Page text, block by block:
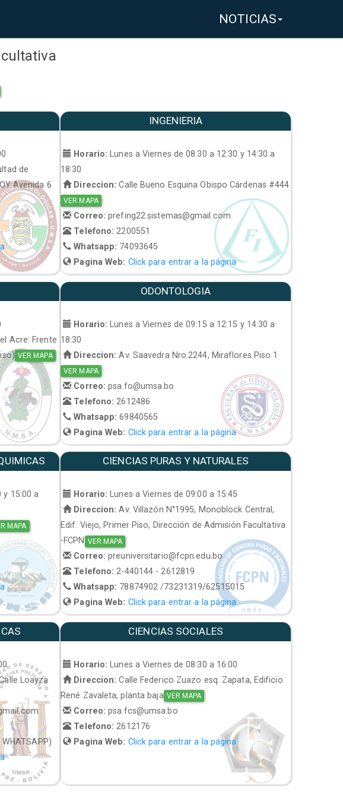
NOTICIAS
de
Avenida 6
INGENIERIA
Horario:
Lunes a Viernes de 08:30 a 12:30 y 14:30 a
18:30
Direccion: Calle Bueno Esquina Obispo Cárdenas #444
VER MAPA
Correo:prefing22.sistemas@gmail.com
Telefono: 2200551
Whatsapp: 74093645
Pagina Web: Click para entrar a la página
Acre: Frente
VER MAPA
ODONTOLOGIA
Horario:
Lunes a Viernes de 09:15 a 12:15 y 14:30 a
18:30
Direccion: Av. Saavedra Nro.2244, Miraflores Piso 1
VER MAPA
Correo:psa.fo@umsa.bo
Telefono: 2612486
Whatsapp:69840565
Pagina Web: Click para entrar a la página
y 15:00 a
MAPA
CIENCIAS PURAS Y NATURALES
Horario: Lunes a Viernes de 09:00 a 15:45
Direccion: Av. Villazón N°1995, Monoblock Central,
Edif. Viejo, Primer Piso, Dirección de Admisión Facultativa
-FCPN VER MAPA
Correo:preuniversitario@fcpn.edu.bo
Telefono:2-440144 - 2612819
Whatsapp: 78874902 /73231319/62515015
Pagina Web: Click para entrar a la página
Loayza
CIENCIAS SOCIALES
Horario:
Lunes a Viernes de 08:30 a 16:00
Direccion: Calle Federico Zuazo esq. Zapata, Edificio
René Zavaleta, planta baja VER MAPA
Correo:psa.fcs@umsa.bo
Telefono: 2612176
Pagina Web: Click para entrar a la página